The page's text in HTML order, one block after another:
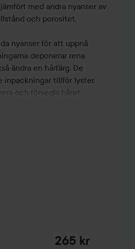
med andra nyanser av
och porositet.
nyanser för att uppnå
deponerar rena
ändra en hårfärg. De
inpackningar tillför lyster,
och försegla håret.
hårfibrerna, vilket gör att
265 kr